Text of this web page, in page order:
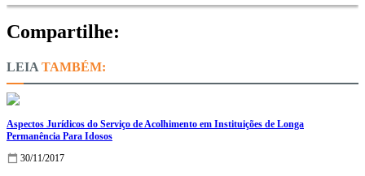
Compartilhe:
TAMBÉM:
Aspectos Jurídicos do Serviço de Acolhimento em Instituições de Longa
Permanência Para Idosos
30/11/2017